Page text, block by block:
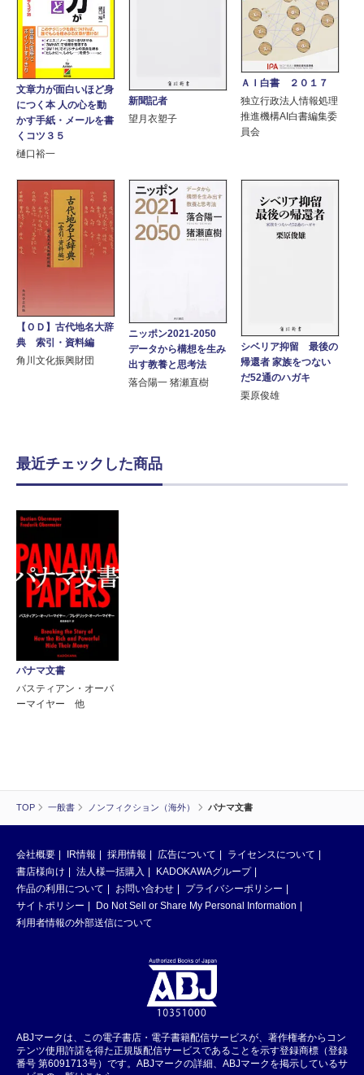
TOP 一般書 ノンフィクション（海外） パナマ文書
文章力が面白いほど身
につく本 人の心を動
かす手紙・メールを書
くコツ３５
樋口裕一
新聞記者
望月衣塑子
ＡＩ白書 ２０１７
独立行政法人情報処理
推進機構AI白書編集委
員会
【ＯＤ】古代地名大辞
典 索引・資料編
角川文化振興財団
ニッポン2021-2050
データから構想を生み
出す教養と思考法
落合陽一 猪瀬直樹
シベリア抑留 最後の
帰還者 家族をつない
だ52通のハガキ
栗原俊雄
最近チェックした商品
パナマ文書
バスティアン・オーバ
ーマイヤー 他
会社概要 IR情報 採用情報 広告について
ライセンスについて
書店様向け
法人様一括購入
KADOKAWAグループ
作品の利用について
お問い合わせ
プライバシーポリシー
サイトポリシー
Do Not Sell or Share My Personal Information
利用者情報の外部送信について
ABJマークは、この電子書店・電子書籍配信サービスが、著作権者からコン
テンツ使用許諾を得た正規版配信サービスであることを示す登録商標（登録
番号 第6091713号）です。ABJマークの詳細、ABJマークを掲示しているサ